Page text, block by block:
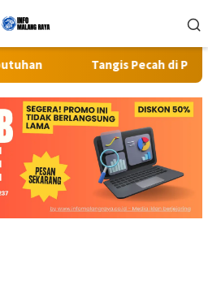
Tangis Pecah di Pasar Kaget